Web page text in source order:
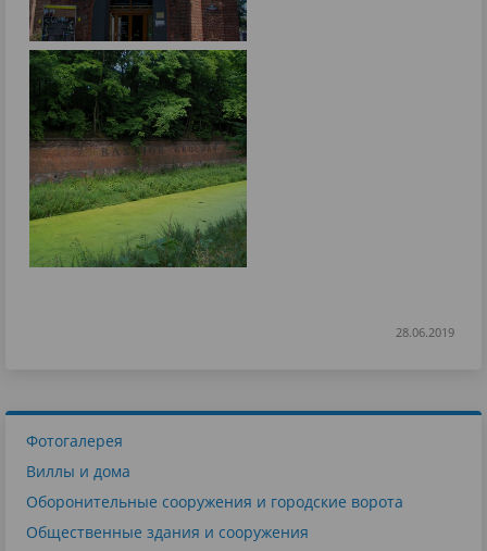
28.06.2019
Фотогалерея
Виллы и дома
Оборонительные сооружения и городские ворота
Общественные здания и сооружения